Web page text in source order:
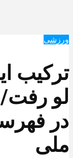
ورزشی
ترکیب
لو
در
ملی